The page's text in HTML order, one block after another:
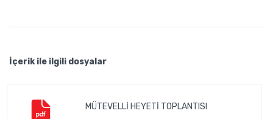
İçerik ile ilgili dosyalar
MÜTEVELLİ HEYETİ TOPLANTISI